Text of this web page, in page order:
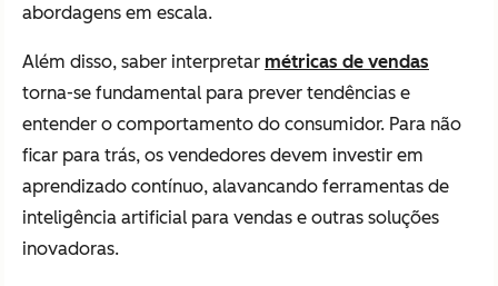
abordagens em escala.
Além disso, saber interpretar métricas de vendas
torna-se fundamental para prever tendências e
entender o comportamento do consumidor. Para não
ficar para trás, os vendedores devem investir em
aprendizado contínuo, alavancando ferramentas de
inteligência artificial para vendas e outras soluções
inovadoras.